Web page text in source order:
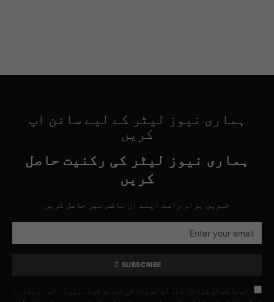
ہماری نیوز لیٹر کے لیے سائن اپ
کریں
ہماری نیوز لیٹر کی رکنیت حاصل
کریں
خبریں براہِ راست اپنے ان باکس میں حاصل کریں
SUBSCRIBE
اس باکس کو چیک کر کے، آپ اس بات کی تصدیق کرتے ہیں کہ آپ نے ہمارے